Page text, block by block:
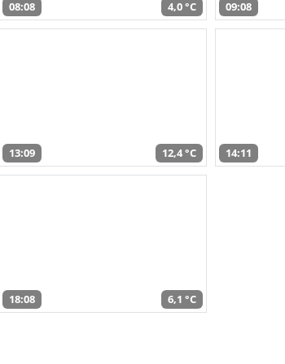
08:08 4,0 °C 09:08
13:09 12,4 °C 14:11
18:08 6,1 °C